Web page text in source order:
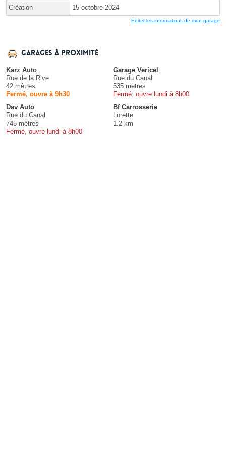
Création 15 octobre 2024
Éditer les informations de mon garage
Garages à proximité
Karz Auto
Rue de la Rive
42 mètres
Fermé, ouvre à 9h30
Garage Vericel
Rue du Canal
535 mètres
Fermé, ouvre lundi à 8h00
Dav Auto
Rue du Canal
745 mètres
Fermé, ouvre lundi à 8h00
Bf Carrosserie
Lorette
1.2 km